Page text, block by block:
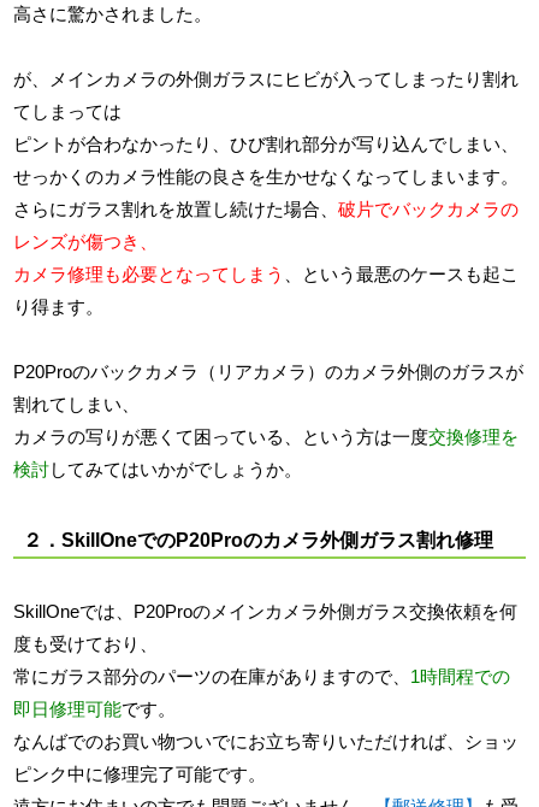
高さに驚かされました。
が、メインカメラの外側ガラスにヒビが入ってしまったり割れ
てしまっては
ピントが合わなかったり、ひび割れ部分が写り込んでしまい、
せっかくのカメラ性能の良さを生かせなくなってしまいます。
さらにガラス割れを放置し続けた場合、破片でバックカメラの
レンズが傷つき、
カメラ修理も必要となってしまう
、という最悪のケースも起こ
り得ます。
P20Proのバックカメラ（リアカメラ）のカメラ外側のガラスが
割れてしまい、
カメラの写りが悪くて困っている、という方は一度交換修理を
検討してみてはいかがでしょうか。
２．SkillOneでのP20Proのカメラ外側ガラス割れ修理
SkillOneでは、P20Proのメインカメラ外側ガラス交換依頼を何
度も受けており、
常にガラス部分のパーツの在庫がありますので、 1時間程での
即日修理可能です。
なんばでのお買い物ついでにお立ち寄りいただければ、ショッ
ピンク中に修理完了可能です。